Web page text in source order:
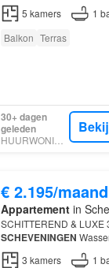
5 kamers 1
Balkon Terras
30+ dagen
geleden
HUURWONINGEN
€ 2.195/maand
Appartementin
SCHITTEREND & LUXE
SCHEVENINGEN
eigenaar – Geen
3 kamers 1